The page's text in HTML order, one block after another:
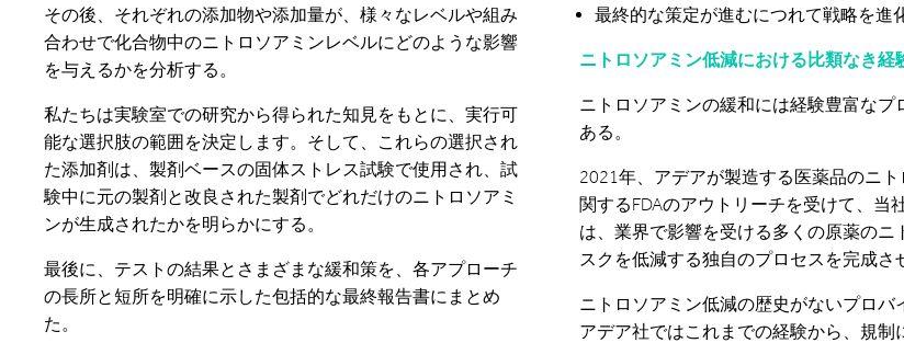
その後、それぞれの添加物や添加量が、様々なレベルや組み
合わせで化合物中のニトロソアミンレベルにどのような影響
を与えるかを分析する。
私たちは実験室での研究から得られた知見をもとに、実行可
能な選択肢の範囲を決定します。そして、これらの選択され
た添加剤は、製剤ベースの固体ストレス試験で使用され、試
験中に元の製剤と改良された製剤でどれだけのニトロソアミ
ンが生成されたかを明らかにする。
最後に、テストの結果とさまざまな緩和策を、各アプローチ
の長所と短所を明確に示した包括的な最終報告書にまとめ
た。
最終的な策定が進むにつれて戦略を進
ニトロソアミン低減における比類なき経
ニトロソアミンの緩和には経験豊富なプ
ある。
2021年、アデアが製造する医薬品のニ
関するFDAのアウトリーチを受けて、当
は、業界で影響を受ける多くの原薬のニ
スクを低減する独自のプロセスを完成さ
ニトロソアミン低減の歴史がないプロバ
アデア社ではこれまでの経験から、規制